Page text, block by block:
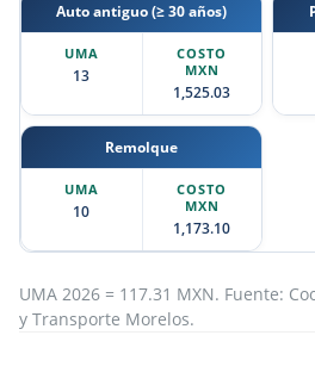
Auto antiguo (≥ 30 años)
13
1,525.03
Remolque
10
1,173.10
UMA 2026 = 117.31 MXN. Fuente:
y Transporte Morelos.